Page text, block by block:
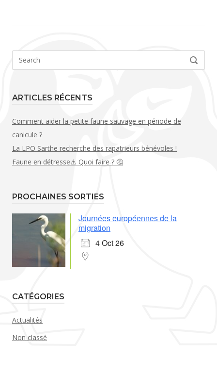
SEARCH
ARTICLES RÉCENTS
Comment aider la petite faune sauvage en période de
canicule ?
La LPO Sarthe recherche des rapatrieurs bénévoles !
Faune en détresse⚠️ Quoi faire ? 🤔
PROCHAINES SORTIES
Journées européennes de la
migration
4 Oct 26
CATÉGORIES
Actualités
Non classé